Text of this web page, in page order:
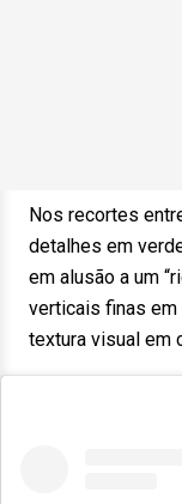
Nos recortes
detalhes em
em alusão a um
verticais finas em
textura visual em